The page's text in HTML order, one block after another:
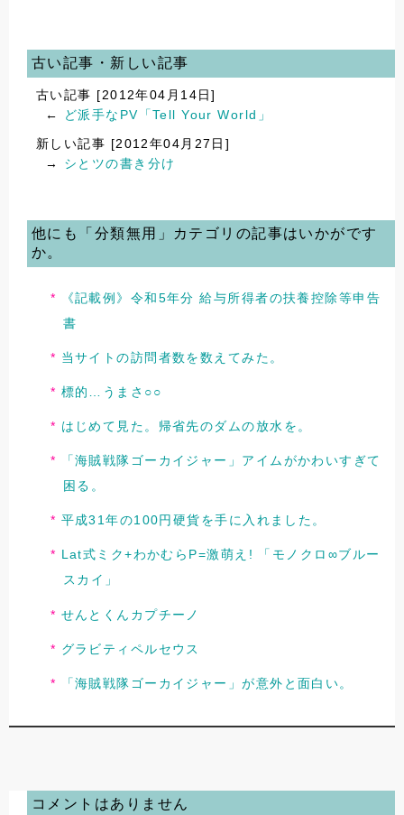
古い記事・新しい記事
古い記事 [2012年04月14日]
←
ど派手なPV「Tell Your World」
新しい記事 [2012年04月27日]
→ シとツの書き分け
他にも「分類無用」カテゴリの記事はいかがです
か。
《記載例》令和5年分 給与所得者の扶養控除等申告
書
当サイトの訪問者数を数えてみた。
標的…うまさ○○
はじめて見た。帰省先のダムの放水を。
「海賊戦隊ゴーカイジャー」アイムがかわいすぎて
困る。
平成31年の100円硬貨を手に入れました。
Lat式ミク+わかむらP=激萌え! 「モノクロ∞ブルー
スカイ」
せんとくんカプチーノ
グラビティペルセウス
「海賊戦隊ゴーカイジャー」が意外と面白い。
コメントはありません